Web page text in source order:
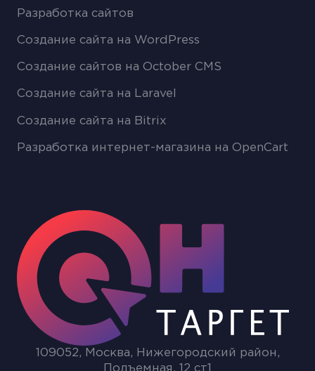
Разработка сайтов
Создание сайта на WordPress
Создание сайтов на October CMS
Создание сайта на Laravel
Создание сайта на Bitrix
Разработка интернет-магазина на OpenCart
109052, Москва, Нижегородский район,
Подъемная, 12 ст1